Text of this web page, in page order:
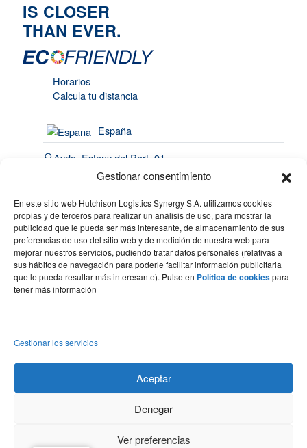
Gestionar consentimiento
En este sitio web Hutchison Logistics Synergy S.A. utilizamos cookies
propias y de terceros para realizar un análisis de uso, para mostrar la
publicidad que le pueda ser más interesante, de almacenamiento de sus
preferencias de uso del sitio web y de medición de nuestra web para
mejorar nuestros servicios, pudiendo tratar datos personales (relativas a
sus hábitos de navegación para poderle facilitar información publicitaria
que le pueda resultar más interesante). Pulse en Política de cookiespara
tener más información
Gestionar los servicios
Aceptar
Denegar
Ver preferencias
IS CLOSER
THAN EVER.
Horarios
Calcula tu distancia
España
Avda. Estany del Port, 91
Port de Barcelona | 08820
(34) 93 508 4443
hello@synergy.com.es
France
(33) 7 84 51 70 60
Politica de privacidad